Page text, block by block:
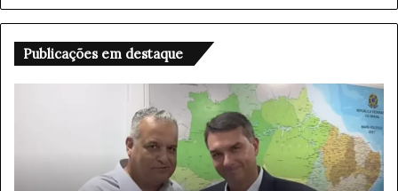
Publicações em destaque